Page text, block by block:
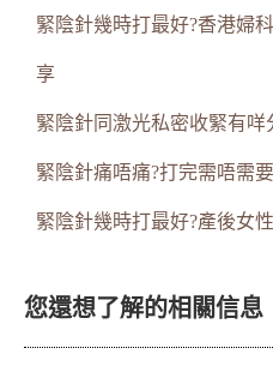
緊陰針幾時打最好?香港婦
享
緊陰針同激光私密收緊有咩
緊陰針痛唔痛?打完需唔需
緊陰針幾時打最好?產後女
您還想了解的相關信息